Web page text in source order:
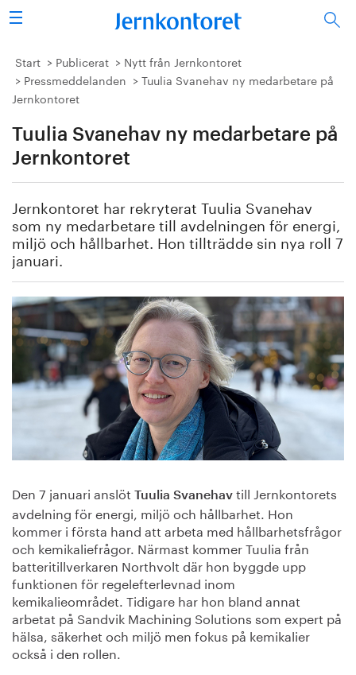
Sök
Stålindustrin
Vision 2050
Forskning/utbildning
Energi/miljö
Vi tycker
Publicerat
Bildbank
Om oss
Start Publicerat
Nytt från Jernkontoret
Pressmeddelanden
Tuulia Svanehav ny medarbetare på
Jernkontoret
Tuulia Svanehav ny medarbetare på
Jernkontoret
Jernkontoret har rekryterat Tuulia Svanehav
som ny medarbetare till avdelningen för energi,
miljö och hållbarhet. Hon tillträdde sin nya roll 7
januari.
Den 7 januari anslöt Tuulia Svanehav till Jernkontorets
avdelning för energi, miljö och hållbarhet. Hon
kommer i första hand att arbeta med hållbarhetsfrågor
och kemikaliefrågor. Närmast kommer Tuulia från
batteritillverkaren Northvolt där hon byggde upp
funktionen för regelefterlevnad inom
kemikalieområdet. Tidigare har hon bland annat
arbetat på Sandvik Machining Solutions som expert på
hälsa, säkerhet och miljö men fokus på kemikalier
också i den rollen.